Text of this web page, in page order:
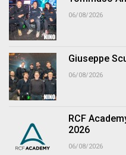
06/08/2026
Giuseppe
06/08/2026
RCF
2026
06/08/2026